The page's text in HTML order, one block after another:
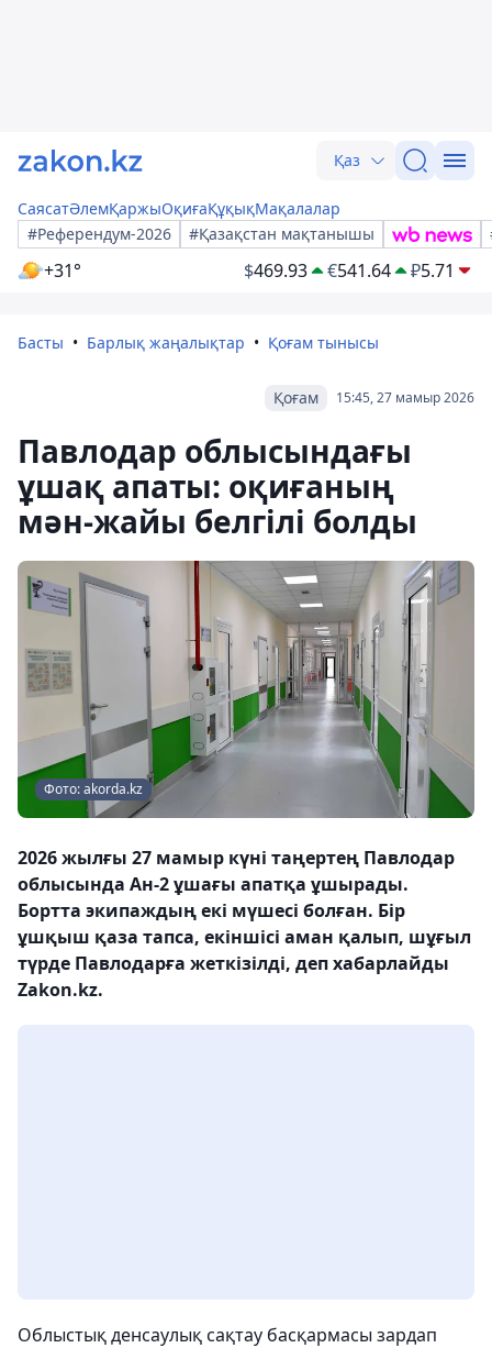
Қаз
СаясатӘлемҚаржыОқиғаҚұқықМақалалар
#Референдум-2026
#Қазақстан мақтанышы
+31° $469.93 €541.64 ₽5.71
Басты Барлық жаңалықтар Қоғам тынысы
15:45, 27 мамыр 2026
Қоғам
Павлодар облысындағы
ұшақ апаты: оқиғаның
мән-жайы белгілі болды
Фото: akorda.kz
2026 жылғы 27 мамыр күні таңертең Павлодар
облысында Ан-2 ұшағы апатқа ұшырады.
Бортта экипаждың екі мүшесі болған. Бір
ұшқыш қаза тапса, екіншісі аман қалып, шұғыл
түрде Павлодарға жеткізілді, деп хабарлайды
Zakon.kz.
Облыстық денсаулық сақтау басқармасы зардап